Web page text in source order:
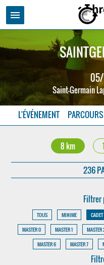
menu
Saint-Germain
L'ÉVÉNEMENT PARCOURS
8 km
236
Filtrer
TOUS MINIME CADET
MASTER 0
MASTER 1 MASTER
MASTER 6
MASTER 7